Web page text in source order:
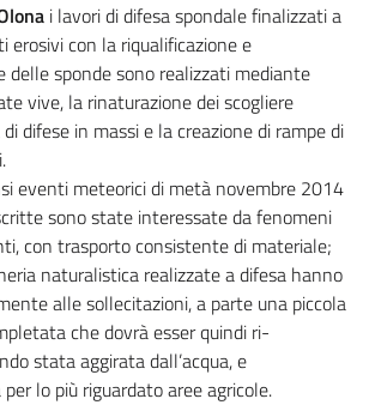
i lavori di difesa spondale finalizzati a
erosivi con la riqualificazione e
delle sponde sono realizzati mediante
vive, la rinaturazione dei scogliere
difese in massi e la creazione di rampe di
eventi meteorici di metà novembre 2014
sono state interessate da fenomeni
con trasporto consistente di materiale;
naturalistica realizzate a difesa hanno
alle sollecitazioni, a parte una piccola
che dovrà esser quindi ri-
stata aggirata dall’acqua, e
lo più riguardato aree agricole.